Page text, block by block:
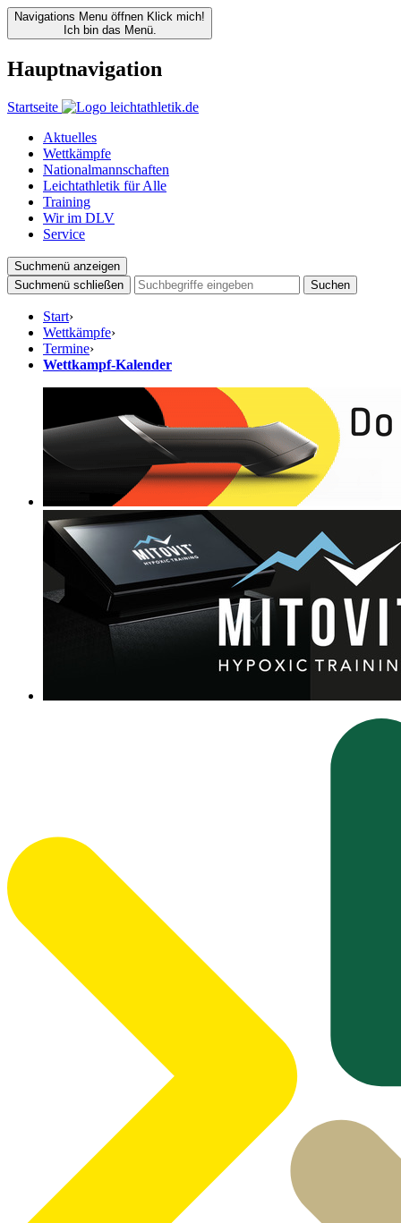
Navigations Menu öffnen Klick mich!
Ich bin das Menü.
Hauptnavigation
Startseite
Aktuelles
Wettkämpfe
Nationalmannschaften
Leichtathletik für Alle
Training
Wir im DLV
Service
Suchmenü anzeigen
Suchmenü schließen
Suchen
Start›
Wettkämpfe›
Termine›
Wettkampf-Kalender